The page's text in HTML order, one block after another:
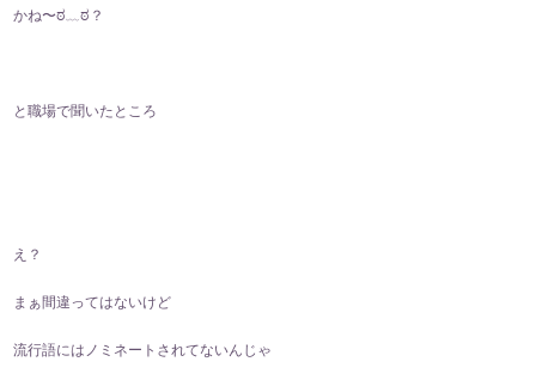
かね〜ಠ⁠﹏⁠ಠ？
と職場で聞いたところ
え？
まぁ間違ってはないけど
流行語にはノミネートされてないんじゃ